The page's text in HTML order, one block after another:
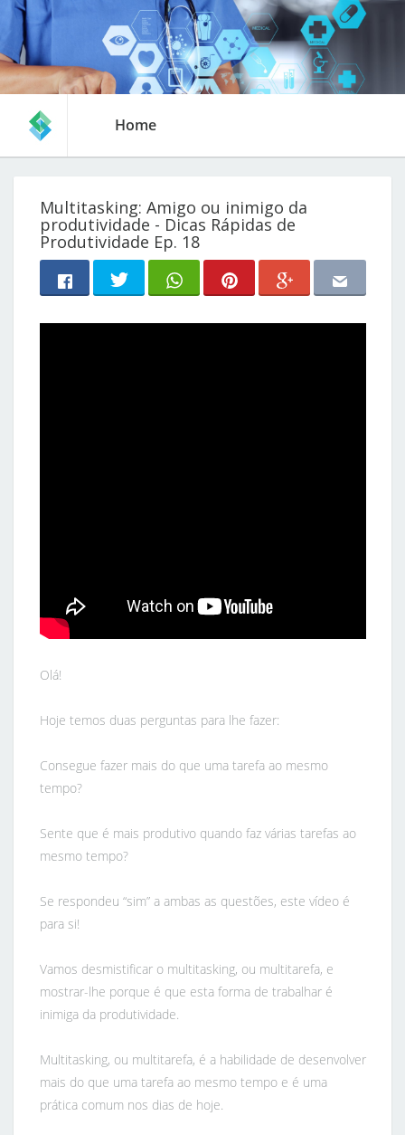
Home
Multitasking: Amigo ou inimigo da
produtividade - Dicas Rápidas de
Produtividade Ep. 18
Olá!
Hoje temos duas perguntas para lhe fazer:
Consegue fazer mais do que uma tarefa ao mesmo
tempo?
Sente que é mais produtivo quando faz várias tarefas ao
mesmo tempo?
Se respondeu “sim” a ambas as questões, este vídeo é
para si!
Vamos desmistificar o multitasking, ou multitarefa, e
mostrar-lhe porque é que esta forma de trabalhar é
inimiga da produtividade.
Multitasking, ou multitarefa, é a habilidade de desenvolver
mais do que uma tarefa ao mesmo tempo e é uma
prática comum nos dias de hoje.